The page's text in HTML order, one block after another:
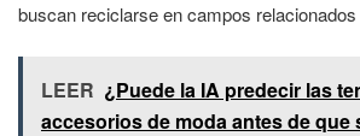
buscan reciclarse en campos
LEER ¿Puede la IA predecir las
accesorios de moda antes de que